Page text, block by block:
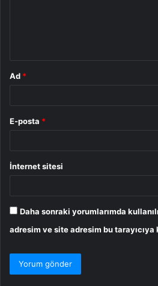
Ad *
E-posta *
İnternet sitesi
Daha sonraki yorumlarımda
adresim ve site adresim bu